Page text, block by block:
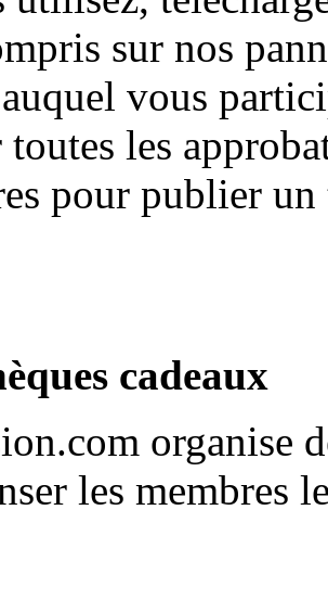
sur nos
auquel vous
les
pour publier
cadeaux
organise
les membres